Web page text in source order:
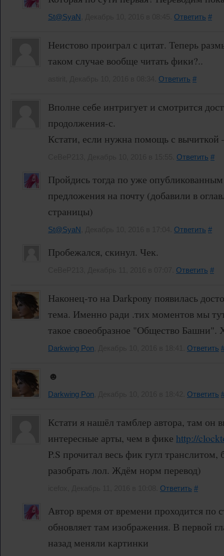
St@SyaN Ответить #
Неистово проиграл с цитат. Теперь
таком случае вообще читать фики?..
Ответить #
Вполне себе интригует и смотрится
продолжения-с.
Кстати, если нужна помощь с
Ответить #
Пройдись тогда по уже
предложения на почту (добавили в
страницы)
St@SyaN Ответить #
Пробежался, скинул. Чек.
Ответить #
Наконец-то на Darkpony появилась
тема. Именно ради .тих моментов мы
такое своеобразное "Общество Башни".
Darkwing Pon Ответить
☻
Darkwing Pon Ответить
Кстати я нашёл тамблер автора, там он
интересные арты, чем в фике http://
P.S прочитал весь фик гугл
разобрать лол. Ждём норм перевод)
Ответить #
Автор время от времени проходится по
обновляет там изображения. В первой
назад меняли картинки